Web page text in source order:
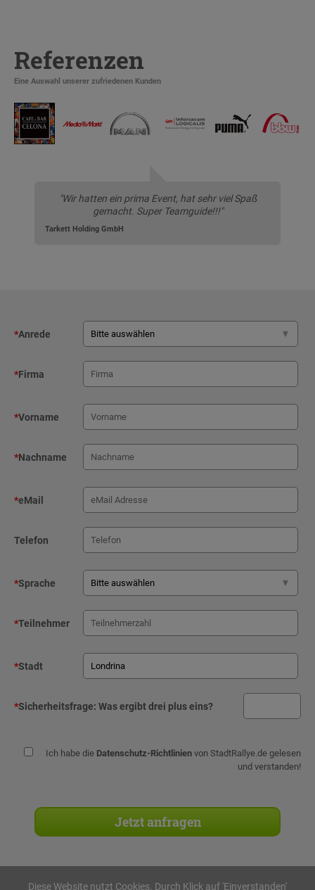
Referenzen
Eine Auswahl unserer zufriedenen Kunden
"Wir hatten ein prima Event, hat sehr viel Spaß
gemacht. Super Teamguide!!!"
Tarkett Holding GmbH
*Anrede
*Firma
*Vorname
*Nachname
*eMail
Telefon
*Sprache
*Teilnehmer
*Stadt
*Sicherheitsfrage: Was ergibt drei plus eins?
Ich habe die Datenschutz-Richtlinien von StadtRallye.de gelesen
und verstanden!
Diese Website nutzt Cookies. Durch Klick auf 'Einverstanden'